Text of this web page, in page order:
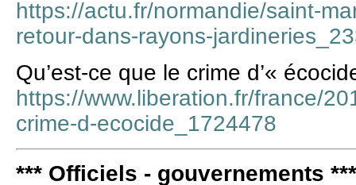
https://actu.fr/normandie/saint-
retour-dans-rayons-
Qu’est-ce que le crime d’«
https://www.liberation.fr/france/
crime-d-ecocide_1724478
*** Officiels - gouvernements ***